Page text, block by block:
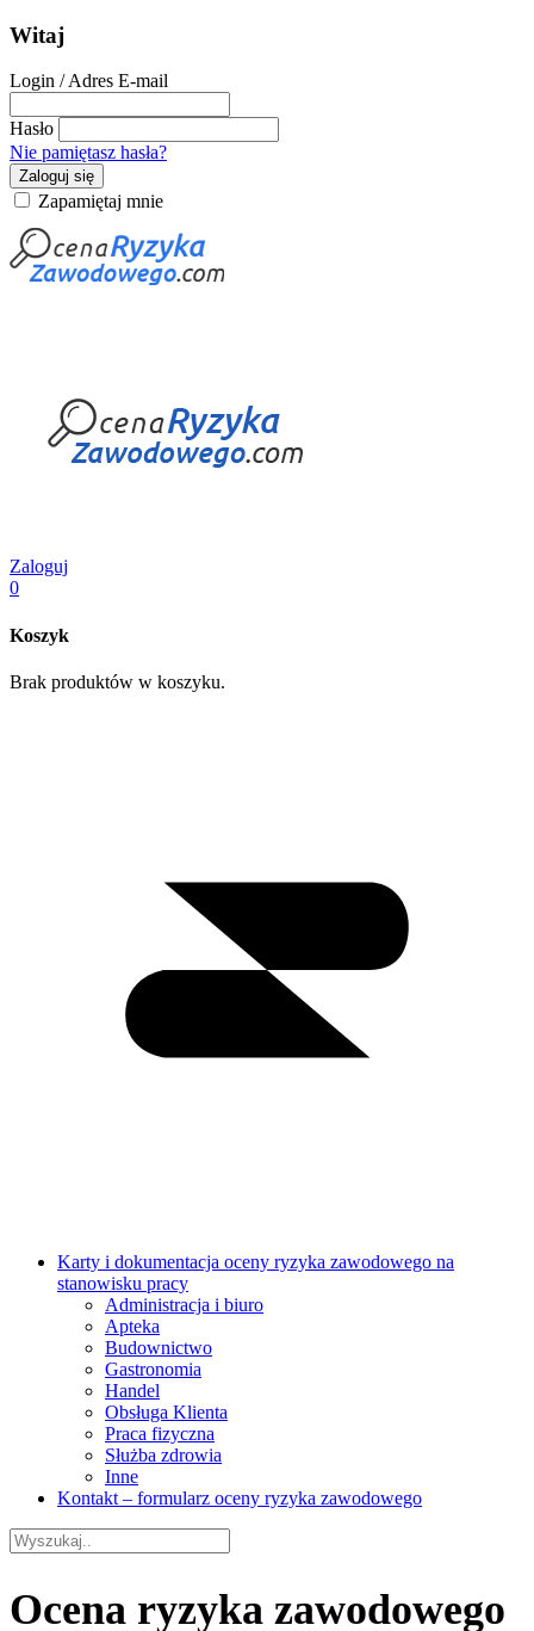
Witaj
Login / Adres E-mail
Hasło
Nie pamiętasz hasła?
Zaloguj się
Zapamiętaj mnie
Zaloguj
0
Koszyk
Brak produktów w koszyku.
Karty i dokumentacja oceny ryzyka zawodowego na
stanowisku pracy
Administracja i biuro
Apteka
Budownictwo
Gastronomia
Handel
Obsługa Klienta
Praca fizyczna
Służba zdrowia
Inne
Kontakt – formularz oceny ryzyka zawodowego
Ocena ryzyka zawodowego